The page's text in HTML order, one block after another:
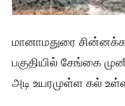
மானாமதுரை
பகுதியில் சேங்கை
அடி உயரமுள்ள கல்